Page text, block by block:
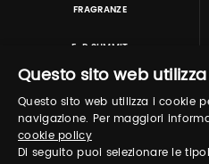
FRAGRANZE
E-P SUMMIT
TUTORING &
Questo sito web
Questo sito web utilizza i cookie
navigazione. Per maggiori
cookie policy
Di seguito puoi selezionare le